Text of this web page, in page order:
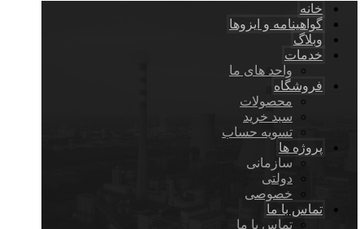
خانه
گواهینامه و ایزوها
وبلاگ
خدمات
واحد های ما
فروشگاه
محصولات
سبد خرید
تسویه حساب
پروژه ها
سازمانی
دولتی
خصوصی
تماس با ما
تماس با ما